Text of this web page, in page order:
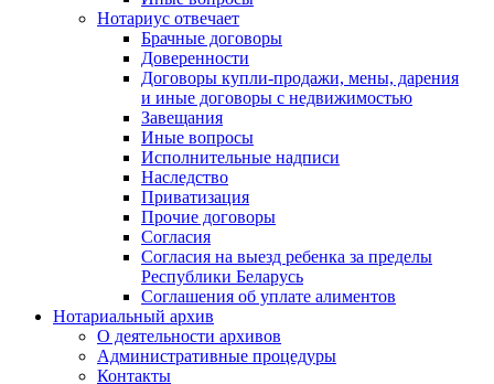
Нотариус отвечает
Брачные договоры
Доверенности
Договоры купли-продажи, мены, дарения
и иные договоры с недвижимостью
Завещания
Иные вопросы
Исполнительные надписи
Наследство
Приватизация
Прочие договоры
Согласия
Согласия на выезд ребенка за пределы
Республики Беларусь
Соглашения об уплате алиментов
Нотариальный архив
О деятельности архивов
Административные процедуры
Контакты